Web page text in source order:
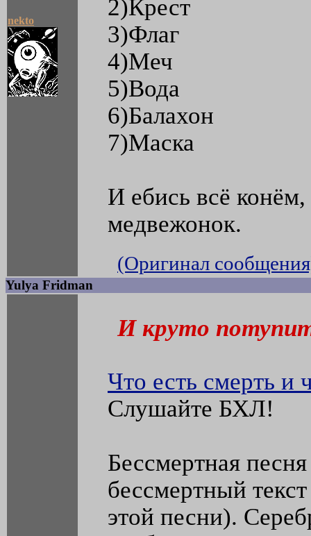
nekto
2)Крест
3)Флаг
4)Меч
5)Вода
6)Балахон
7)Маска
И ебись всё
медвежонок.
(Оригинал
Yulya Fridman
И круто
Что есть смерть и
Слушайте БХЛ!
Бессмертная
бессмертный текст
этой песни).